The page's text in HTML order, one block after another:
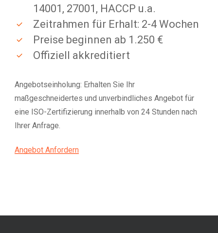
14001, 27001, HACCP u.a.
Zeitrahmen für Erhalt: 2-4 Wochen
Preise beginnen ab 1.250 €
Offiziell akkreditiert
Angebotseinholung: Erhalten Sie Ihr
maßgeschneidertes und unverbindliches Angebot für
eine ISO-Zertifizierung innerhalb von 24 Stunden nach
Ihrer Anfrage.
Angebot Anfordern